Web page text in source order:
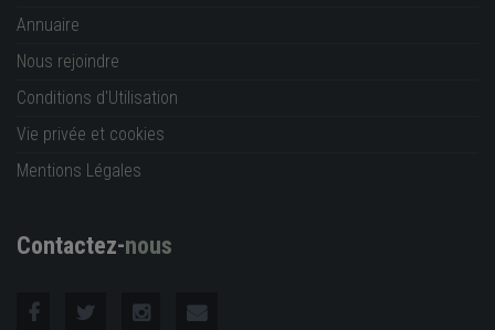
Annuaire
Nous rejoindre
Conditions d'Utilisation
Vie privée et cookies
Mentions Légales
Contactez-nous